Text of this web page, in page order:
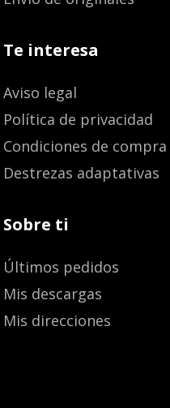
Te interesa
Aviso legal
Política de privacidad
Condiciones de compra
Destrezas adaptativas
Sobre ti
Últimos pedidos
Mis descargas
Mis direcciones